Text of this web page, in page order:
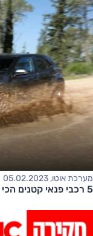
מערכת אוטו, 05.02.2023
5 רכבי פנאי קטנים הכי נמכרים ב-2022